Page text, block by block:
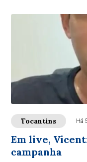
Tocantins Há
Em live,
campanha